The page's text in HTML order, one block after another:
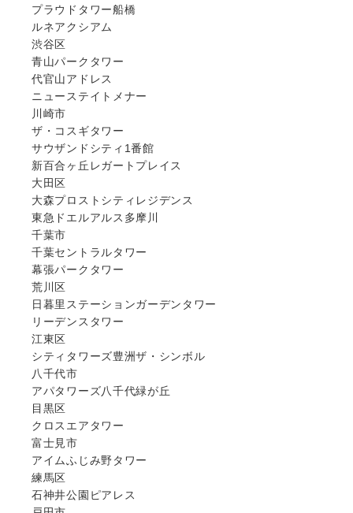
プラウドタワー船橋
ルネアクシアム
渋谷区
青山パークタワー
代官山アドレス
ニューステイトメナー
川崎市
ザ・コスギタワー
サウザンドシティ1番館
新百合ヶ丘レガートプレイス
大田区
大森プロストシティレジデンス
東急ドエルアルス多摩川
千葉市
千葉セントラルタワー
幕張パークタワー
荒川区
日暮里ステーションガーデンタワー
リーデンスタワー
江東区
シティタワーズ豊洲ザ・シンボル
八千代市
アパタワーズ八千代緑が丘
目黒区
クロスエアタワー
富士見市
アイムふじみ野タワー
練馬区
石神井公園ピアレス